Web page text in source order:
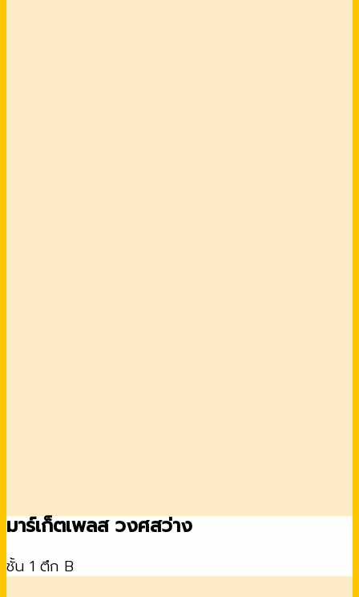
มาร์เก็ตเพลส วงศสว่าง
ชั้น 1 ตึก B